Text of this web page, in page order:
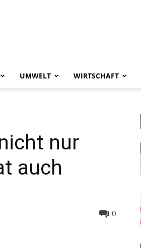
UMWELT WIRTSCHAFT
nur
auch
0